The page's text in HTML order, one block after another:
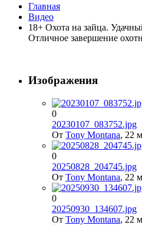
Главная
Видео
18+ Охота на зайца.
Отличное завершение
Изображения
0
20230107_083752.jpg
От Tony Montana, 22
0
20250828_204745.jpg
От Tony Montana, 22
0
20250930_134607.jpg
От Tony Montana, 22